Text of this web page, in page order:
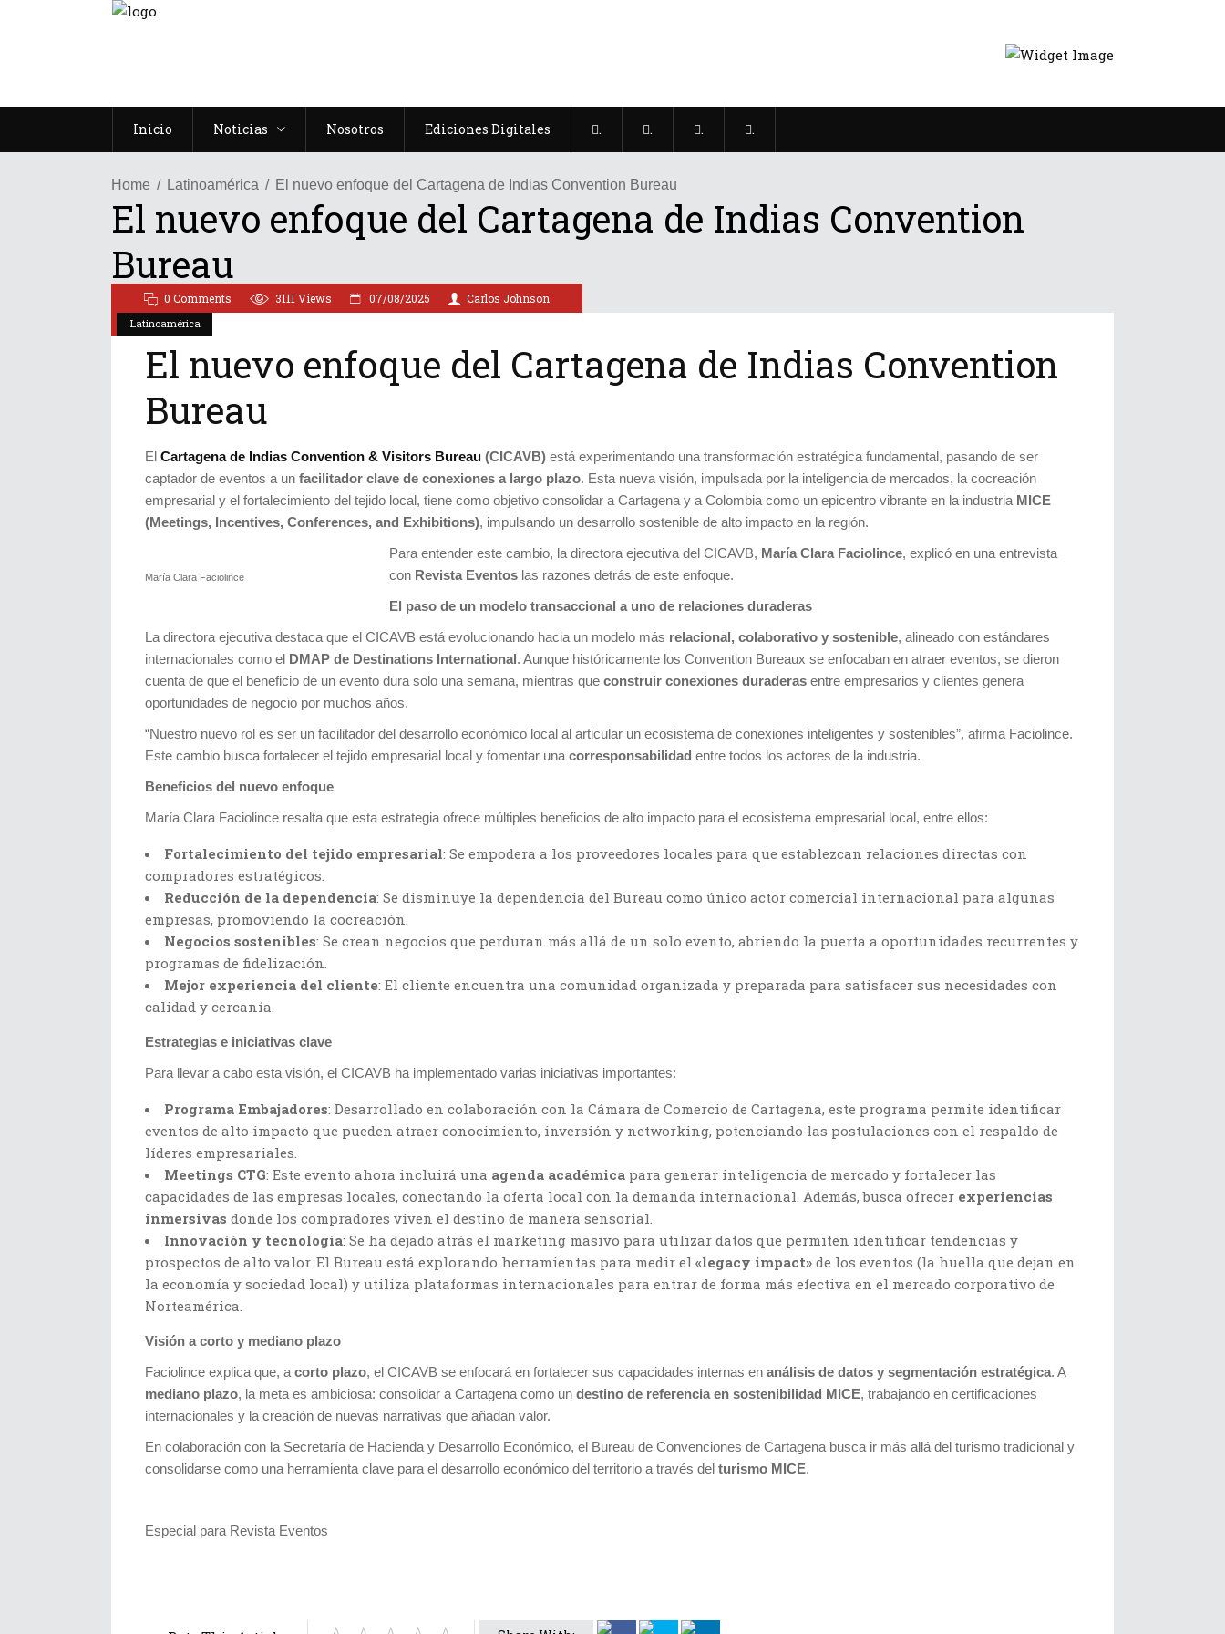
Inicio Noticias Nosotros Ediciones Digitales . . . .
Home Latinoamérica El nuevo enfoque del Cartagena de Indias Convention Bureau
El nuevo enfoque del Cartagena de Indias Convention
Bureau
Latinoamérica
0 Comments 3111 Views 07/08/2025 Carlos Johnson
El nuevo enfoque del Cartagena de Indias Convention
Bureau
El Cartagena de Indias Convention & Visitors Bureau (CICAVB) está experimentando una transformación estratégica fundamental, pasando de ser
captador de eventos a un facilitador clave de conexiones a largo plazo. Esta nueva visión, impulsada por la inteligencia de mercados, la cocreación
empresarial y el fortalecimiento del tejido local, tiene como objetivo consolidar a Cartagena y a Colombia como un epicentro vibrante en la industria MICE
(Meetings, Incentives, Conferences, and Exhibitions), impulsando un desarrollo sostenible de alto impacto en la región.
María Clara Faciolince
Para entender este cambio, la directora ejecutiva del CICAVB, María Clara Faciolince, explicó en una entrevista
con Revista Eventos las razones detrás de este enfoque.
El paso de un modelo transaccional a uno de relaciones duraderas
La directora ejecutiva destaca que el CICAVB está evolucionando hacia un modelo más relacional, colaborativo y sostenible, alineado con estándares
internacionales como el DMAP de Destinations International. Aunque históricamente los Convention Bureaux se enfocaban en atraer eventos, se dieron
cuenta de que el beneficio de un evento dura solo una semana, mientras que construir conexiones duraderas entre empresarios y clientes genera
oportunidades de negocio por muchos años.
“Nuestro nuevo rol es ser un facilitador del desarrollo económico local al articular un ecosistema de conexiones inteligentes y sostenibles”, afirma Faciolince.
Este cambio busca fortalecer el tejido empresarial local y fomentar una corresponsabilidad entre todos los actores de la industria.
Beneficios del nuevo enfoque
María Clara Faciolince resalta que esta estrategia ofrece múltiples beneficios de alto impacto para el ecosistema empresarial local, entre ellos:
Fortalecimiento del tejido empresarial: Se empodera a los proveedores locales para que establezcan relaciones directas con
compradores estratégicos.
Reducción de la dependencia: Se disminuye la dependencia del Bureau como único actor comercial internacional para algunas
empresas, promoviendo la cocreación.
Negocios sostenibles: Se crean negocios que perduran más allá de un solo evento, abriendo la puerta a oportunidades recurrentes y
programas de fidelización.
Mejor experiencia del cliente: El cliente encuentra una comunidad organizada y preparada para satisfacer sus necesidades con
calidad y cercanía.
Estrategias e iniciativas clave
Para llevar a cabo esta visión, el CICAVB ha implementado varias iniciativas importantes:
Programa Embajadores: Desarrollado en colaboración con la Cámara de Comercio de Cartagena, este programa permite identificar
eventos de alto impacto que pueden atraer conocimiento, inversión y networking, potenciando las postulaciones con el respaldo de
líderes empresariales.
Meetings CTG: Este evento ahora incluirá una agenda académica para generar inteligencia de mercado y fortalecer las
capacidades de las empresas locales, conectando la oferta local con la demanda internacional. Además, busca ofrecer experiencias
inmersivas donde los compradores viven el destino de manera sensorial.
Innovación y tecnología: Se ha dejado atrás el marketing masivo para utilizar datos que permiten identificar tendencias y
prospectos de alto valor. El Bureau está explorando herramientas para medir el «legacy impact» de los eventos (la huella que dejan en
la economía y sociedad local) y utiliza plataformas internacionales para entrar de forma más efectiva en el mercado corporativo de
Norteamérica.
Visión a corto y mediano plazo
Faciolince explica que, a corto plazo, el CICAVB se enfocará en fortalecer sus capacidades internas en análisis de datos y segmentación estratégica. A
mediano plazo, la meta es ambiciosa: consolidar a Cartagena como un destino de referencia en sostenibilidad MICE, trabajando en certificaciones
internacionales y la creación de nuevas narrativas que añadan valor.
En colaboración con la Secretaría de Hacienda y Desarrollo Económico, el Bureau de Convenciones de Cartagena busca ir más allá del turismo tradicional y
consolidarse como una herramienta clave para el desarrollo económico del territorio a través del turismo MICE.
Especial para Revista Eventos